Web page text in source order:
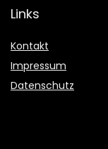
Links
Kontakt
Impressum
Datenschutz